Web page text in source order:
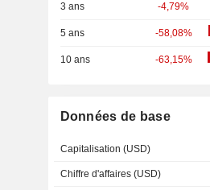
3 ans -4,79%
5 ans -58,08%
10 ans -63,15%
Données de base
Capitalisation (USD)
Chiffre d'affaires (USD)